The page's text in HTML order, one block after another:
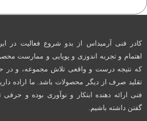
کادر فنی آرمیداس از بدو شروع فعالیت در
اهتمام و تجربه اندوزی و پویایی و ممارست
که نتیجه درست و واقعی تلاش مجموعه، و در
تقلید صرف از دیگر محصولات باشد. ما اراده
فنی ارائه دهنده ابتکار و نوآوری بوده و
گفتن داشته باشیم.